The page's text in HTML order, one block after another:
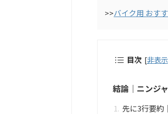
>>バイク用 おす
目次 [非表示
結論｜ニンジ
先に3行要